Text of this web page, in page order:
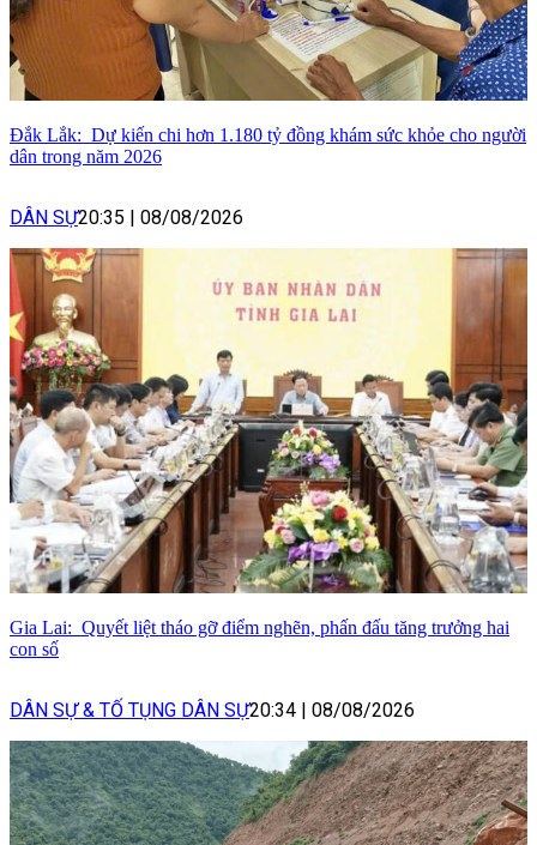
Đắk Lắk: Dự kiến chi hơn 1.180 tỷ đồng khám sức khỏe cho người
dân trong năm 2026
DÂN SỰ20:35 08/08/2026
Gia Lai: Quyết liệt tháo gỡ điểm nghẽn, phấn đấu tăng trưởng hai
con số
DÂN SỰ & TỐ TỤNG DÂN SỰ20:34 08/08/2026